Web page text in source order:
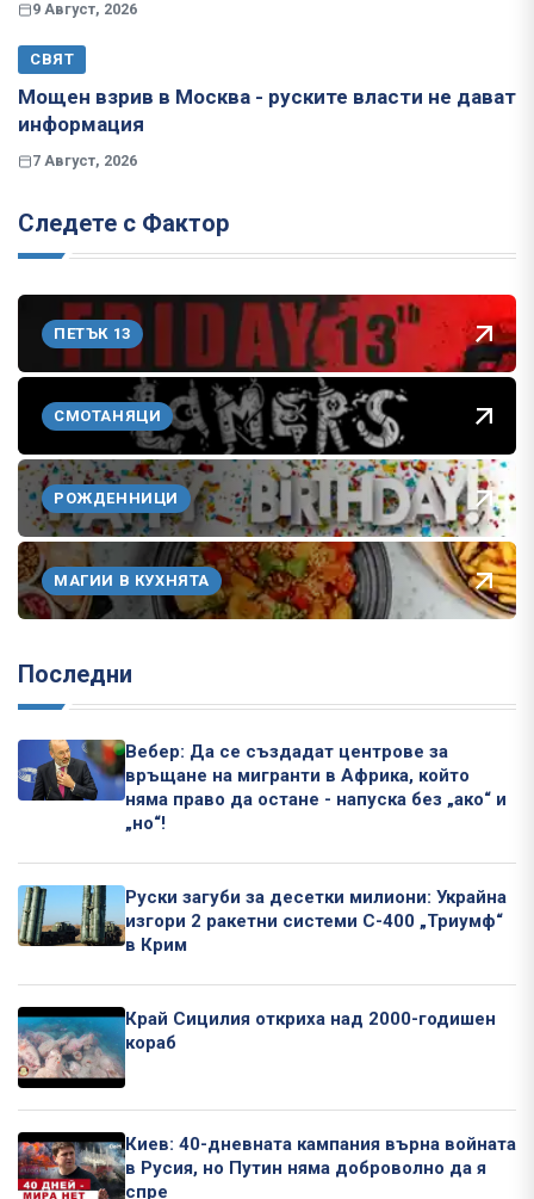
9 Август, 2026
СВЯТ
Мощен взрив в Москва - руските власти не дават
информация
7 Август, 2026
Следете с Фактор
ПЕТЪК 13
СМОТАНЯЦИ
РОЖДЕННИЦИ
МАГИИ В КУХНЯТА
Последни
Вебер: Да се създадат центрове за
връщане на мигранти в Африка, който
няма право да остане - напуска без „ако“ и
„но“!
Руски загуби за десетки милиони: Украйна
изгори 2 ракетни системи С-400 „Триумф“
в Крим
Край Сицилия откриха над 2000-годишен
кораб
Киев: 40-дневната кампания върна войната
в Русия, но Путин няма доброволно да я
спре